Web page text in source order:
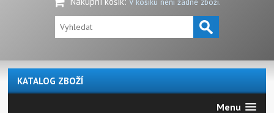
V košíku není žádné zboží.
KATALOG ZBOŽÍ
Menu